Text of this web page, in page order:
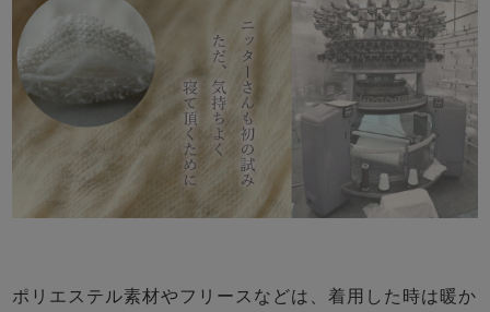
ポリエステル素材やフリースなどは、着用した時は暖か